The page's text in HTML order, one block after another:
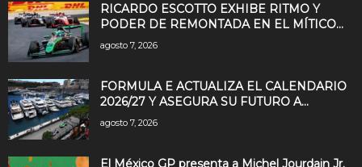
RICARDO ESCOTTO EXHIBE RITMO Y
PODER DE REMONTADA EN EL MÍTICO...
agosto 7, 2026
FORMULA E ACTUALIZA EL CALENDARIO
2026/27 Y ASEGURA SU FUTURO A...
agosto 7, 2026
El México GP presenta a Michel Jourdain Jr.